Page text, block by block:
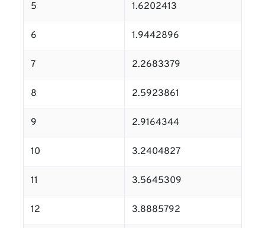
5 1.6202413
6 1.9442896
7 2.2683379
8 2.5923861
9 2.9164344
10 3.2404827
11 3.5645309
12 3.8885792